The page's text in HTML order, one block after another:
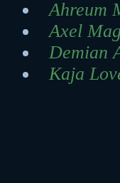
Ahreum
Axel
Demian
Kaja